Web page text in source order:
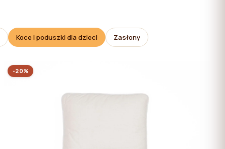
Koce i poduszki dla dzieci Zasłony
-20%